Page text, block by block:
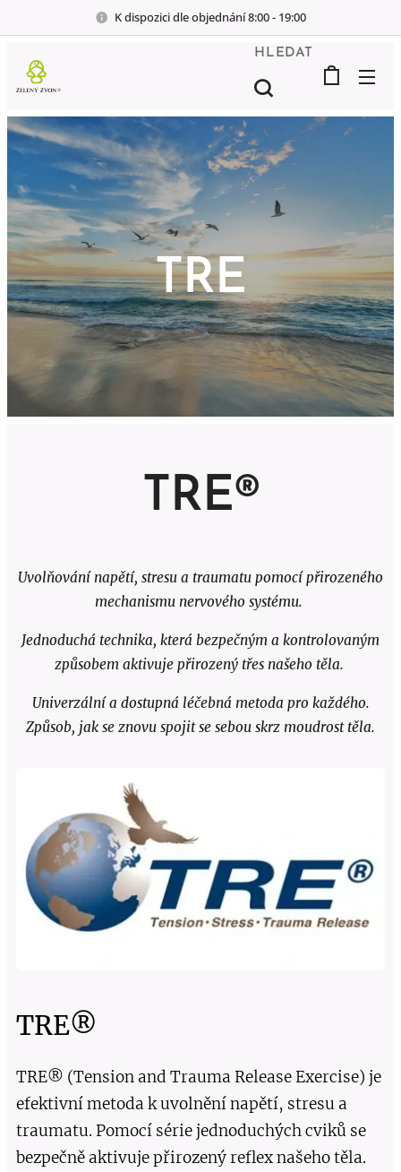
K dispozici dle objednání 8:00 - 19:00
HLEDAT
TRE
TRE®
Uvolňování napětí, stresu a traumatu pomocí přirozeného
mechanismu nervového systému.
Jednoduchá technika, která bezpečným a kontrolovaným
způsobem aktivuje přirozený třes našeho těla.
Univerzální a dostupná léčebná metoda pro každého.
Způsob, jak se znovu spojit se sebou skrz moudrost těla.
TRE®
TRE® (Tension and Trauma Release Exercise) je
efektivní metoda k uvolnění napětí, stresu a
traumatu. Pomocí série jednoduchých cviků se
bezpečně aktivuje přirozený reflex našeho těla.